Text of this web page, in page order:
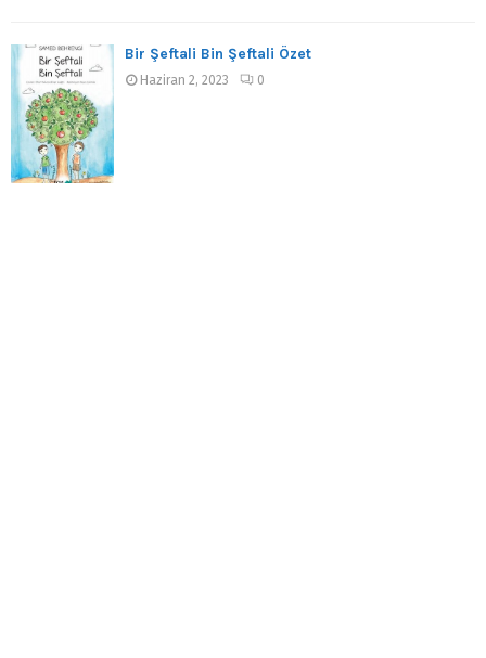
Bir Şeftali Bin Şeftali Özet
Haziran 2, 2023 0